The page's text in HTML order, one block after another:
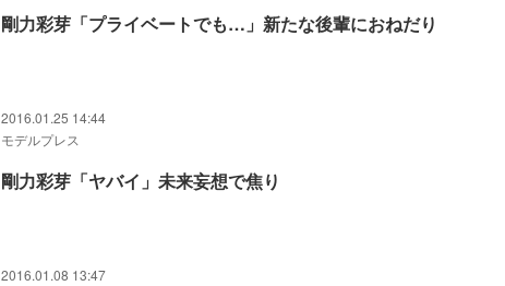
剛力彩芽「プライベートでも…」新たな後輩におねだり
2016.01.25 14:44
モデルプレス
剛力彩芽「ヤバイ」未来妄想で焦り
2016.01.08 13:47